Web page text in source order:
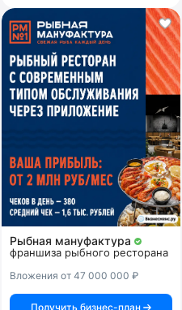
Рыбная мануфактура
франшиза рыбного ресторана
Вложения от 47 000 000 ₽
Получить бизнес-план